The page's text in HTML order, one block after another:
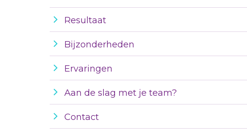
Resultaat
Bijzonderheden
Ervaringen
Aan de slag met je team?
Contact